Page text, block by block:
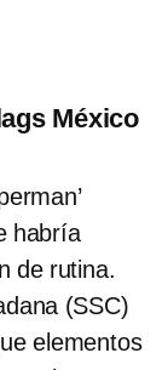
México
habría
de rutina.
(SSC)
elementos